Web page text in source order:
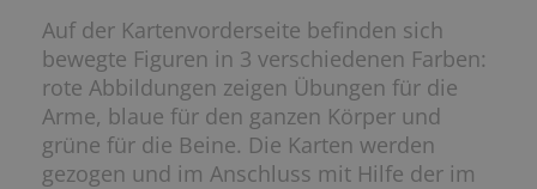
Auf der Kartenvorderseite befinden sich
bewegte Figuren in 3 verschiedenen Farben:
rote Abbildungen zeigen Übungen für die
Arme, blaue für den ganzen Körper und
grüne für die Beine. Die Karten werden
gezogen und im Anschluss mit Hilfe der im